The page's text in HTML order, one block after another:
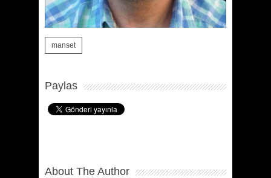
manset
Paylas
About The Author